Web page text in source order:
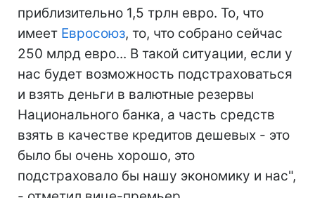
приблизительно 1,5 трлн евро. То, что
имеет Евросоюз, то, что собрано сейчас
250 млрд евро... В такой ситуации, если у
нас будет возможность подстраховаться
и взять деньги в валютные резервы
Национального банка, а часть средств
взять в качестве кредитов дешевых - это
было бы очень хорошо, это
подстраховало бы нашу экономику и нас",